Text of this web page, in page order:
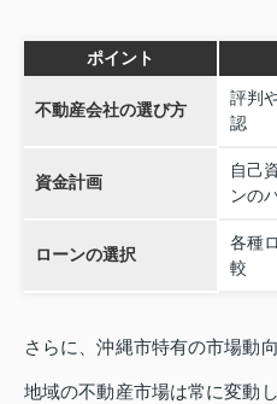
ポイント
不動産会社の選び方
評判
認
資金計画
自己
ンの
ローンの選択
各種
較
さらに、沖縄市特有の市場動
地域の不動産市場は常に変動